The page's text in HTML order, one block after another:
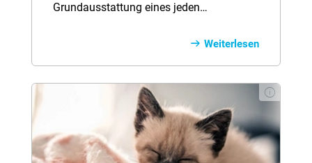
Grundausstattung eines jeden
Klettern, Spielen oder auch Raufen
mit einer gut sortierten Katzen-Apotheke
nicht zwingend beim Tierarzt enden
müssen. So ist man gut auf kleinere und
größere Notfälle vorbereitet. Die
wichtigsten Bestandteile einer Katzen-
Apotheke gibt´s in unserer Checkliste!
Weiterlesen